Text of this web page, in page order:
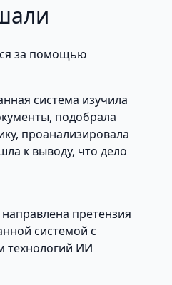
за помощью
система изучила
подобрала
проанализировала
к выводу, что дело
претензия
системой с
технологий ИИ